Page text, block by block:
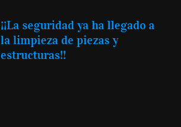
¡¡La seguridad ya ha llegado a
la limpieza de piezas y
estructuras!!